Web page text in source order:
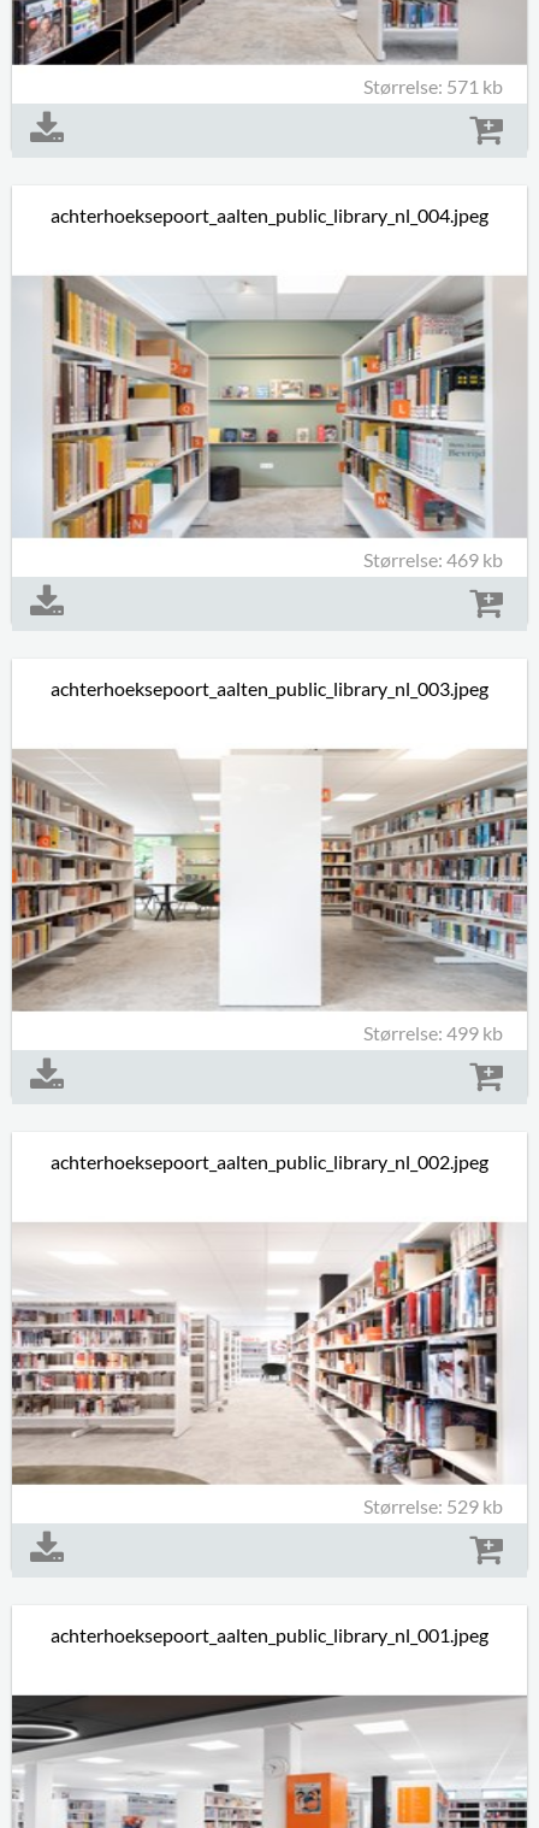
Størrelse: 571 kb
achterhoeksepoort_aalten_public_library_nl_004.jpeg
Størrelse: 469 kb
achterhoeksepoort_aalten_public_library_nl_003.jpeg
Størrelse: 499 kb
achterhoeksepoort_aalten_public_library_nl_002.jpeg
Størrelse: 529 kb
achterhoeksepoort_aalten_public_library_nl_001.jpeg